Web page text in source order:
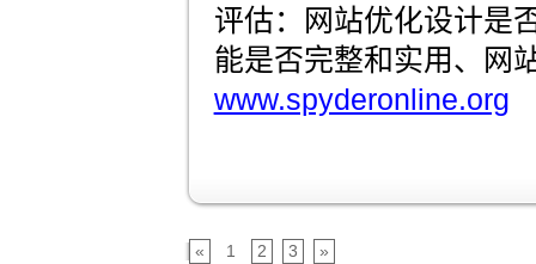
评估：网站优化设计是
能是否完整和实用、网
www.spyderonline.org
« 1 2 3 »